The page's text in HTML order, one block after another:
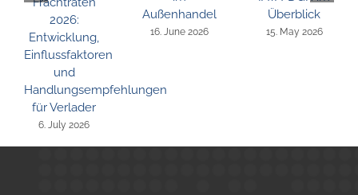
2026:
Entwicklung,
Einflussfaktoren
und
Handlungsempfehlungen
für Verlader
6. July 2026
Außenhandel
16. June 2026
Überblick
15. May 2026